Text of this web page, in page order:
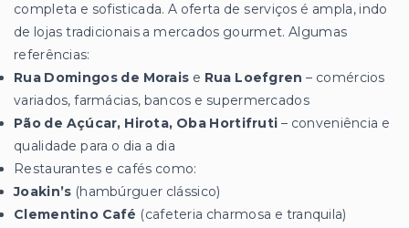
completa e sofisticada. A oferta de serviços é ampla, indo
de lojas tradicionais a mercados gourmet. Algumas
referências:
Rua Domingos de Morais e Rua Loefgren – comércios
variados, farmácias, bancos e supermercados
Pão de Açúcar, Hirota, Oba Hortifruti – conveniência e
qualidade para o dia a dia
Restaurantes e cafés como:
Joakin’s (hambúrguer clássico)
Clementino Café (cafeteria charmosa e tranquila)